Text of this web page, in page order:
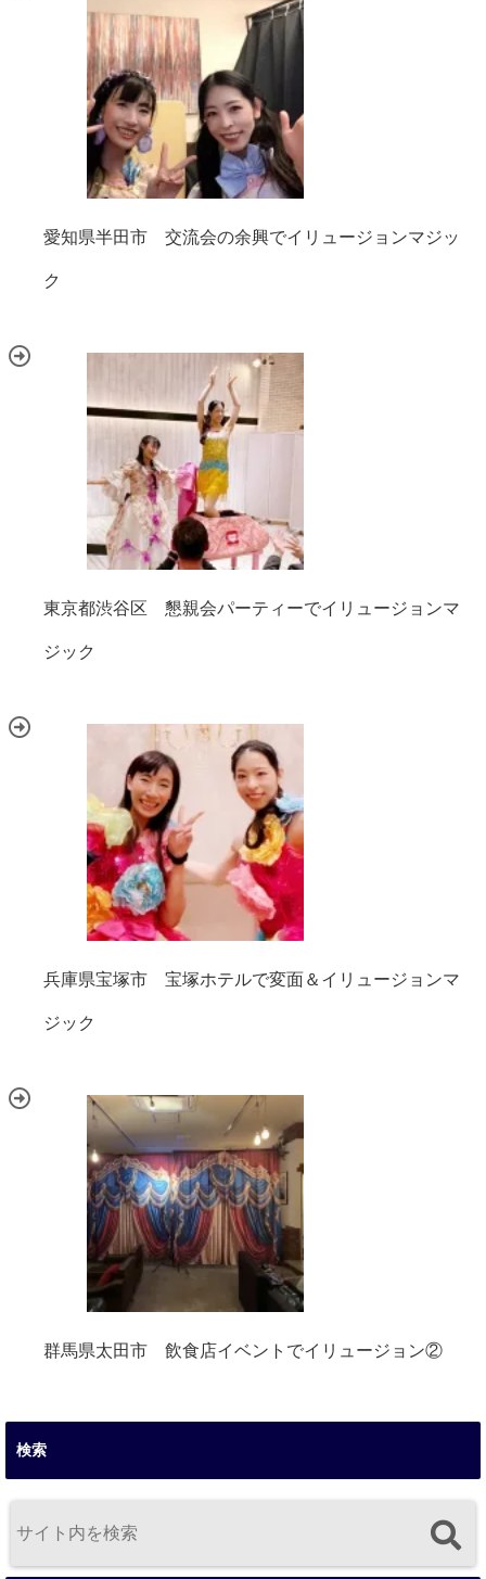
愛知県半田市 交流会の余興でイリュージョンマジッ
ク
東京都渋谷区 懇親会パーティーでイリュージョンマ
ジック
兵庫県宝塚市 宝塚ホテルで変面＆イリュージョンマ
ジック
群馬県太田市 飲食店イベントでイリュージョン②
検索